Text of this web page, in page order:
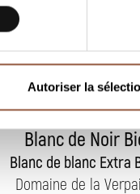
Autoriser la
Blanc de Blanc
Blanc de Noir
Blanc de blanc Extra
Domaine de la